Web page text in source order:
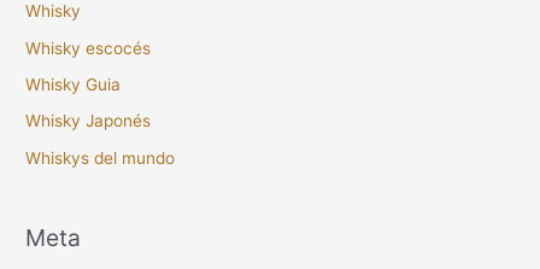
Whisky
Whisky escocés
Whisky Guia
Whisky Japonés
Whiskys del mundo
Meta